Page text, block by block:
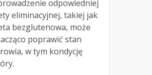
odpowiedniej
eliminacyjnej, takiej jak
bezglutenowa, może
poprawić stan
w tym kondycję